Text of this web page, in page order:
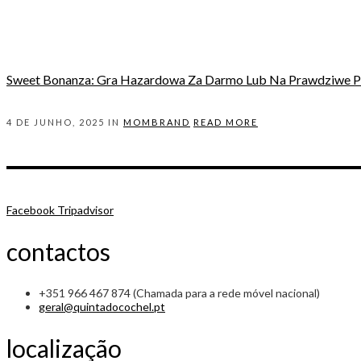
Sweet Bonanza: Gra Hazardowa Za Darmo Lub Na Prawdziwe
4 DE JUNHO, 2025 IN MOMBRAND READ MORE
Facebook Tripadvisor
contactos
+351 966 467 874 (Chamada para a rede móvel nacional)
geral@quintadocochel.pt
localização